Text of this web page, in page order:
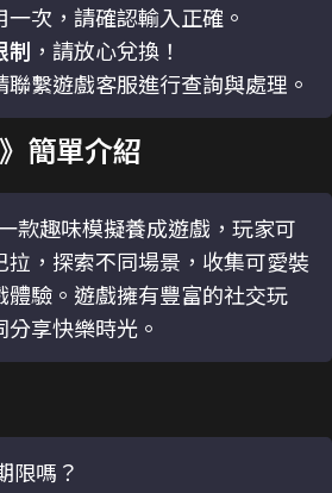
次，請確認輸入正確。
制 ，請放心兌換！
繫遊戲客服進行查詢與處理。
簡單介紹
款趣味模擬養成遊戲，玩家可
，探索不同場景，收集可愛裝
驗。遊戲擁有豐富的社交玩
享快樂時光。
限嗎？